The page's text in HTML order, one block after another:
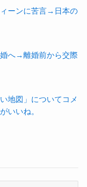
ーンに苦言→日本の
へ→離婚前から交際
地図」についてコメ
いいね。